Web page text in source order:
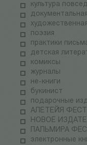
культура
поэзия
практики
детская
комиксы
журналы
не-книги
букинист
подарочные
АЛЕТЕЙЯ ФЕСТ
НОВОЕ
ПАЛЬМИРА
электронные